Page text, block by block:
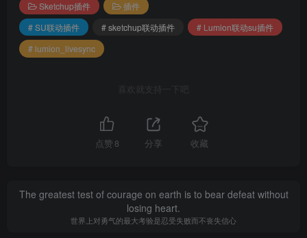
Sketchup插件
插件
# SU联动插件
# sketchup联动插件
# Lumion联动su插件
# lumion_livesync
喜欢就支持一下吧
点赞 8 分享 收藏
The greatest test of courage on earth is to bear defeat without
losing heart.
世界上对勇气的最大考验是忍受失败而不丧失信心